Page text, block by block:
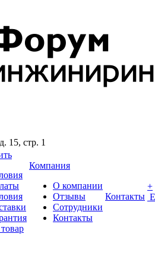
15, стр. 1
Компания
О компании
Отзывы
Сотрудники
Контакты
Контакты
+